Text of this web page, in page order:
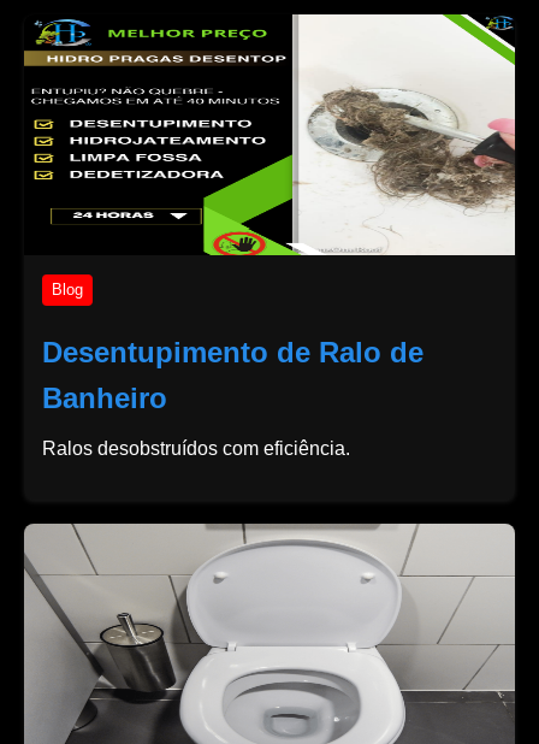
Blog
Desentupimento de Ralo de
Banheiro
Ralos desobstruídos com eficiência.